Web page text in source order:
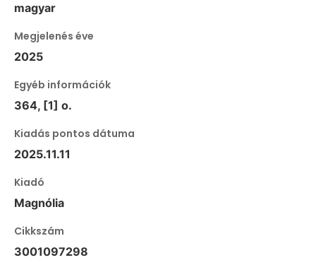
magyar
Megjelenés éve
2025
Egyéb információk
364, [1] o.
Kiadás pontos dátuma
2025.11.11
Kiadó
Magnólia
Cikkszám
3001097298